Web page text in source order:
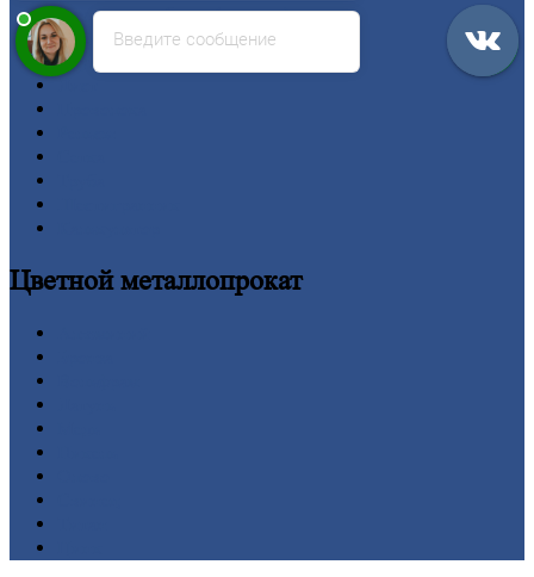
Двутавроваябалка (двутавр)
Квадрат
Круг
Цветнойметаллопрокат
Введите сообщение